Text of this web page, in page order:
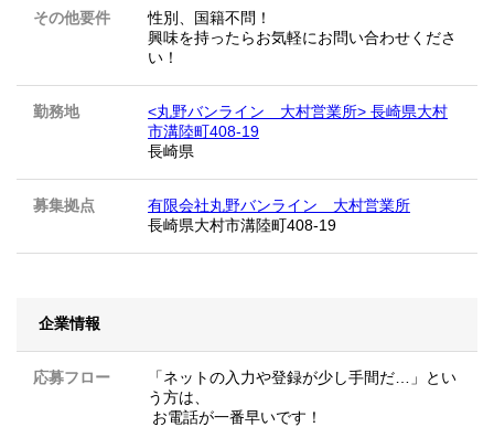
その他要件
性別、国籍不問！
興味を持ったらお気軽にお問い合わせくださ
い！
勤務地
<丸野バンライン 大村営業所> 長崎県大村
市溝陸町408-19
長崎県
募集拠点
有限会社丸野バンライン 大村営業所
長崎県大村市溝陸町408-19
企業情報
応募フロー
「ネットの入力や登録が少し手間だ…」とい
う方は、
お電話が一番早いです！